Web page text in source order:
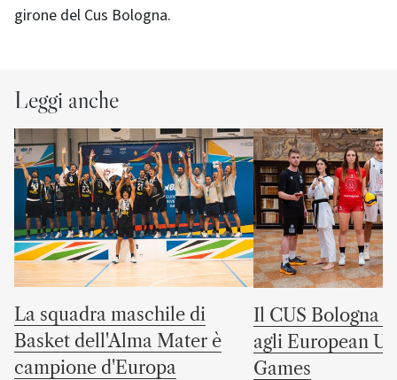
girone del Cus Bologna.
Leggi anche
La squadra maschile di
Basket dell'Alma Mater è
campione d'Europa
Il CUS Bologna
agli European
Games